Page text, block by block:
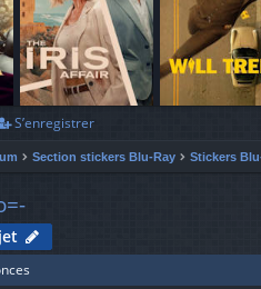
S’enregistrer
Section stickers Blu-Ray Stickers